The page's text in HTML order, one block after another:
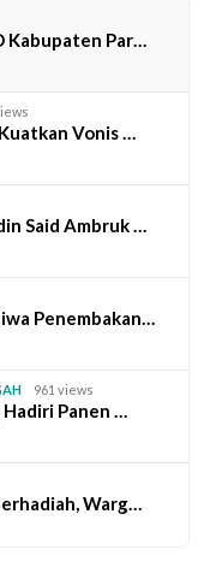
Kabupaten Par…
Vonis …
Said Ambruk …
Penembakan…
961 views
Panen …
Warg…